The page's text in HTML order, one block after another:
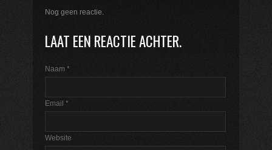
Nog geen reactie.
LAAT EEN REACTIE ACHTER.
Naam *
Email *
Website